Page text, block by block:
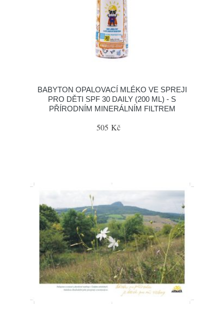
BABYTON OPALOVACÍ MLÉKO VE SPREJI
PRO DĚTI SPF 30 DAILY (200 ML) - S
PŘÍRODNÍM MINERÁLNÍM FILTREM
505 Kč